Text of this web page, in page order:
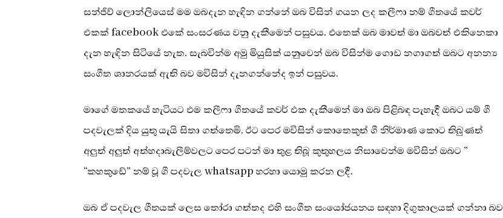
සන්ජීව් ලොන්ලියෙස් මම ඔබදැන හැඳින ගන්නේ ඔබ විසින් ගයන ලද කලීෆා නම් ගීතයේ කවර්
එකක් facebook එකේ සංසරණය වනු දැකීමෙන් පසුවය. එතෙක් ඔබ මාවත් මා ඔබවත් එකිනෙකා
දැන හැඳින සිටියේ නැත. සැබවින්ම අමු මියුසික් යනුවෙන් ඔබ විසින්ම ගොඩ නගාගත් ඔබට අනන්‍ය
සංගීත ශානරයක් ඇති බව මවිසින් දැනගන්නේද ඉන් පසුවය.
මාගේ මතකයේ හැටියට එම කලීෆා ගීතයේ කවර් එක දැකීමෙන් මා ඔබ පිළිබඳ පැහැදී ඔබට යම් ගී
පදවැලක් දිය යුතු යැයි සිතා ගත්තෙමි. ඊට පෙර මවිසින් කොතෙකුත් ගී නිර්මාණ කොට තිබුණත්
අලුත් අලුත් අත්හදාබැලීම්වලට පෙර පටන් මා තුළ තිබූ කුතුහලය නිසාවෙන්ම මවිසින් ඔබට ”
“කහකුඩේ” නම් වූ ගී පදවැල whatsapp හරහා යොමු කරන ලදී.
ඔබ ඒ පදවැල ගීතයක් ලෙස තෝරා ගත්තද එහි සංගීත සංයෝජයනය සඳහා දිගුකාලයක් ගන්නා බව